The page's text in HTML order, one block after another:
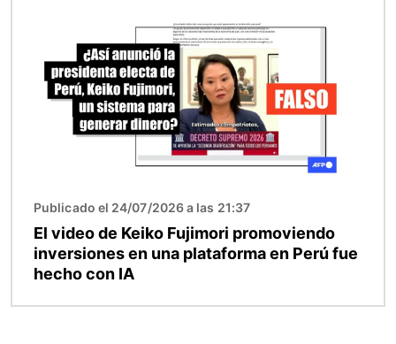
Publicado el 24/07/2026 a las 21:37
El video de Keiko Fujimori promoviendo
inversiones en una plataforma en Perú fue
hecho con IA